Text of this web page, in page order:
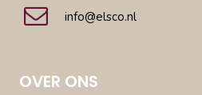
info@elsco.nl
OVER ONS